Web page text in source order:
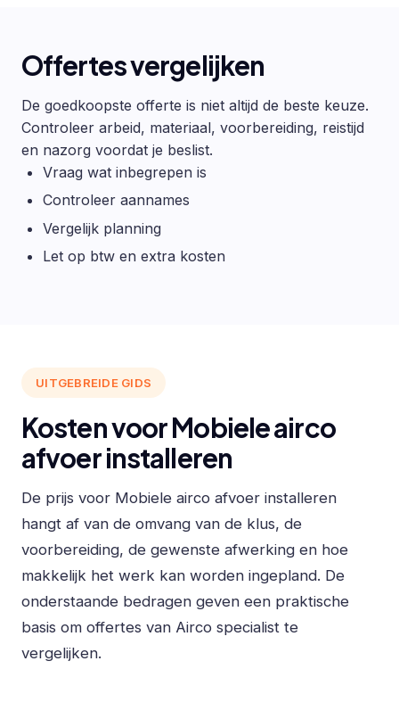
Offertes vergelijken
De goedkoopste offerte is niet altijd de beste keuze.
Controleer arbeid, materiaal, voorbereiding, reistijd
en nazorg voordat je beslist.
Vraag wat inbegrepen is
Controleer aannames
Vergelijk planning
Let op btw en extra kosten
UITGEBREIDE GIDS
Kosten voor Mobiele airco
afvoer installeren
De prijs voor Mobiele airco afvoer installeren
hangt af van de omvang van de klus, de
voorbereiding, de gewenste afwerking en hoe
makkelijk het werk kan worden ingepland. De
onderstaande bedragen geven een praktische
basis om offertes van Airco specialist te
vergelijken.